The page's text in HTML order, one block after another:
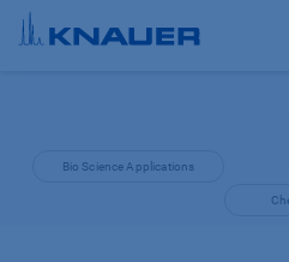
Zum Inhalt springen
Bio Science Applications